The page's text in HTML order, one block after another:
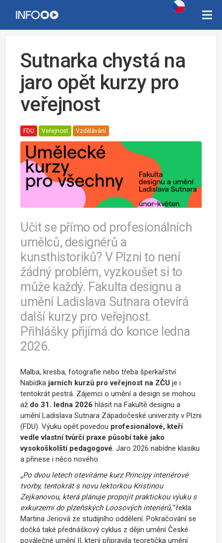
Sutnarka chystá na
jaro opět kurzy pro
veřejnost
FDU Veřejnost Vzdělávání
Učit se přímo od profesionálních
umělců, designérů a
kunsthistoriků? V Plzni to není
žádný problém, vyzkoušet si to
může každý. Fakulta designu a
umění Ladislava Sutnara otevírá
další kurzy pro veřejnost.
Přihlášky přijímá do konce ledna
2026.
Malba, kresba, fotografie nebo třeba šperkařství.
Nabídka jarních kurzů pro veřejnost na ZČU je i
tentokrát pestrá. Zájemci o umění a design se mohou
až do 31. ledna 2026 hlásit na Fakultě designu a
umění Ladislava Sutnara Západočeské univerzity v Plzni
(FDU). Výuku opět povedou profesionálové, kteří
vedle vlastní tvůrčí praxe působí také jako
vysokoškolští pedagogové. Jaro 2026 nabídne klasiku
a přinese i něco nového.
„Po dvou letech otevíráme kurz Principy interiérové
tvorby, tentokrát s novu lektorkou Kristinou
Zejkanovou, která plánuje propojit praktickou výuku s
exkurzemi do plzeňských Loosových interiérů,“řekla
Martina Jeriová ze studijního oddělení. Pokračování se
dočká také přednáškový cyklus z dějin umění České
poválečné umění II, který připravila teoretička umění